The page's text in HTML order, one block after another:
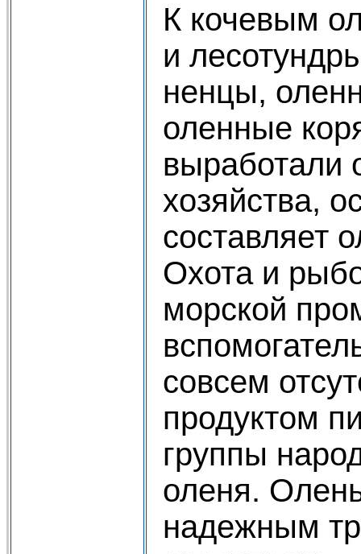
К кочевым
и
ненцы,
оленные
выработали
хозяйства,
составляет
Охота и
морской
совсем
продуктом
группы
оленя.
надежным